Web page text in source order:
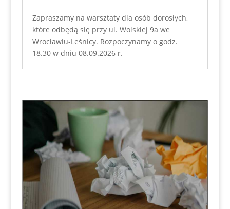
Zapraszamy na warsztaty dla osób dorosłych,
które odbędą się przy ul. Wolskiej 9a we
Wrocławiu-Leśnicy. Rozpoczynamy o godz.
18.30 w dniu 08.09.2026 r.